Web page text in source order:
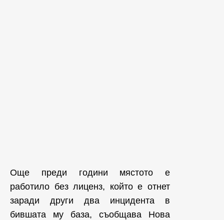
Още преди години мястото е
работило без лиценз, който е отнет
заради други два инцидента в
бившата му база, съобщава Нова